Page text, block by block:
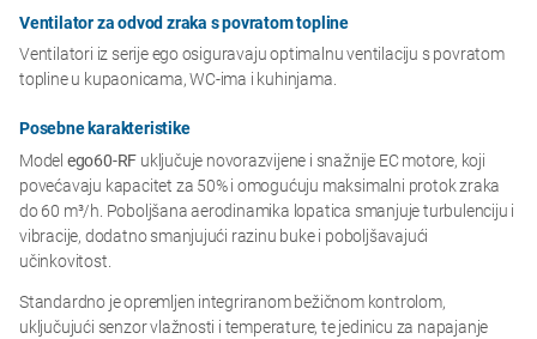
Ventilator za odvod zraka s povratom topline
Ventilatori iz serije ego osiguravaju optimalnu ventilaciju s povratom
topline u kupaonicama, WC-ima i kuhinjama.
Posebne karakteristike
Model ego60-RF uključuje novorazvijene i snažnije EC motore, koji
povećavaju kapacitet za 50% i omogućuju maksimalni protok zraka
do 60 m³/h. Poboljšana aerodinamika lopatica smanjuje turbulenciju i
vibracije, dodatno smanjujući razinu buke i poboljšavajući
učinkovitost.
Standardno je opremljen integriranom bežičnom kontrolom,
uključujući senzor vlažnosti i temperature, te jedinicu za napajanje